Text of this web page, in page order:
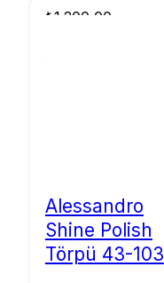
₺1.200,00
Alessandro
Shine Polish
Törpü 43-103